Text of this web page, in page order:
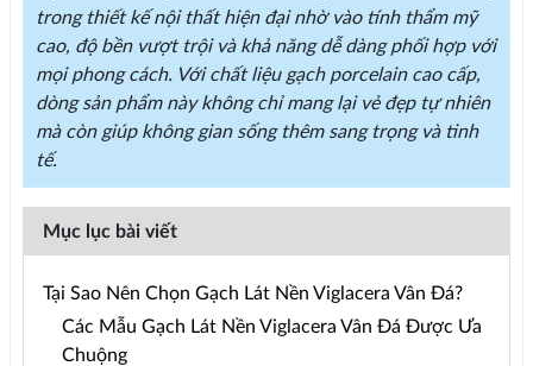
trong thiết kế nội thất hiện đại nhờ vào tính thẩm mỹ
cao, độ bền vượt trội và khả năng dễ dàng phối hợp với
mọi phong cách. Với chất liệu gạch porcelain cao cấp,
dòng sản phẩm này không chỉ mang lại vẻ đẹp tự nhiên
mà còn giúp không gian sống thêm sang trọng và tinh
tế.
Mục lục bài viết
Tại Sao Nên Chọn Gạch Lát Nền Viglacera Vân Đá?
Các Mẫu Gạch Lát Nền Viglacera Vân Đá Được Ưa
Chuộng